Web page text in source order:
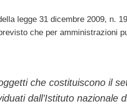
legge 31 dicembre 2009, n.
che per amministrazioni
che costituiscono il
dall’Istituto nazionale